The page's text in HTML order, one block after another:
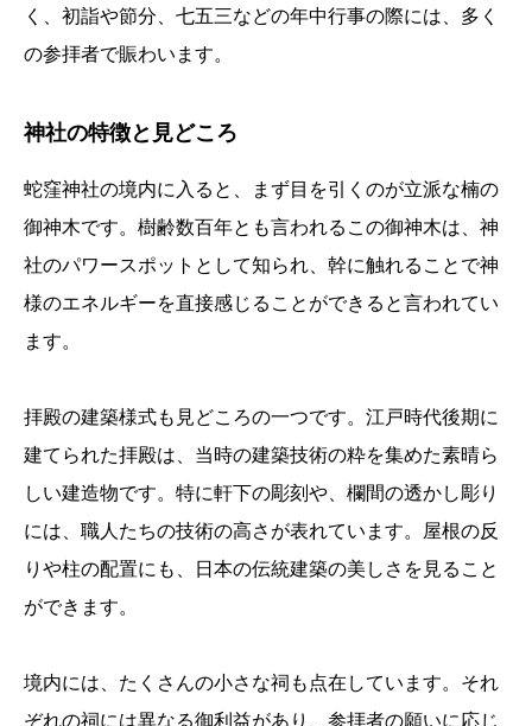
く、初詣や節分、七五三などの年中行事の際には、多く
の参拝者で賑わいます。
神社の特徴と見どころ
蛇窪神社の境内に入ると、まず目を引くのが立派な楠の
御神木です。樹齢数百年とも言われるこの御神木は、神
社のパワースポットとして知られ、幹に触れることで神
様のエネルギーを直接感じることができると言われてい
ます。
拝殿の建築様式も見どころの一つです。江戸時代後期に
建てられた拝殿は、当時の建築技術の粋を集めた素晴ら
しい建造物です。特に軒下の彫刻や、欄間の透かし彫り
には、職人たちの技術の高さが表れています。屋根の反
りや柱の配置にも、日本の伝統建築の美しさを見ること
ができます。
境内には、たくさんの小さな祠も点在しています。それ
ぞれの祠には異なる御利益があり、参拝者の願いに応じ